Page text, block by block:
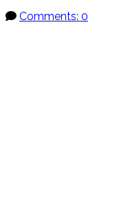
Comments: 0